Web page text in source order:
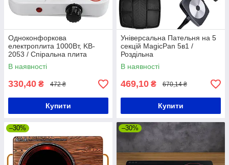
Одноконфоркова
електроплита 1000Вт, KB-
2053 / Спіральна плита
електрична / Настільна
електроплитка
В наявності
330,40 ₴ 472 ₴
Купити
Універсальна Пательня на 5
секцій MagicPan 5в1 /
Роздільна
багатофункціональна
антипригарна сковорідка
В наявності
469,10 ₴ 670,14 ₴
Купити
–30% –30%